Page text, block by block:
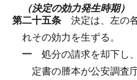
（決定の効力発生時期）
第二十五条 決定は、左の
れその効力を生ずる。
一 処分の請求を却下し
定書の謄本が公安調査